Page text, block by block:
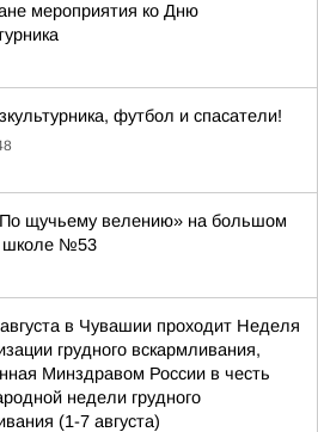
мероприятия ко Дню
футбол и спасатели!
щучьему велению» на большом
школе №53
в Чувашии проходит Неделя
грудного вскармливания,
Минздравом России в честь
недели грудного
(1-7 августа)